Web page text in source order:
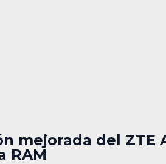
mejorada del ZTE
RAM